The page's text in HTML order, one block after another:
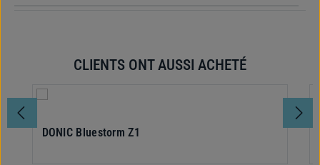
Ignorer la galerie de produits
CLIENTS ONT AUSSI ACHETÉ
DONIC Bluestorm Z1